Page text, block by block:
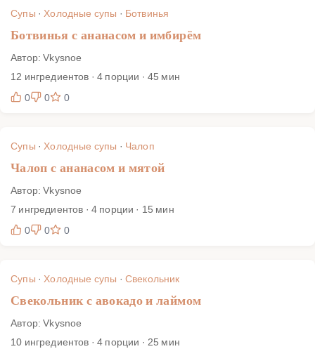
приготовить вкусные и полезные блюда для всей семьи.
Супы ·Холодные супы · Ботвинья
Ботвинья с ананасом и имбирём
Автор: Vkysnoe
12 ингредиентов · 4 порции · 45 мин
0
0 0
Супы ·Холодные супы · Чалоп
Чалоп с ананасом и мятой
Автор: Vkysnoe
7 ингредиентов · 4 порции · 15 мин
0
0 0
Супы ·Холодные супы · Свекольник
Свекольник с авокадо и лаймом
Автор: Vkysnoe
10 ингредиентов · 4 порции · 25 мин